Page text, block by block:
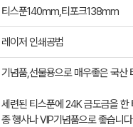
티스푼140mm,티포크138mm
레이저 인쇄공법
기념품,선물용으로 매우좋은 국산
세련된 티스푼에 24K 금도금을 한
종 행사나 VIP기념품으로 좋습니